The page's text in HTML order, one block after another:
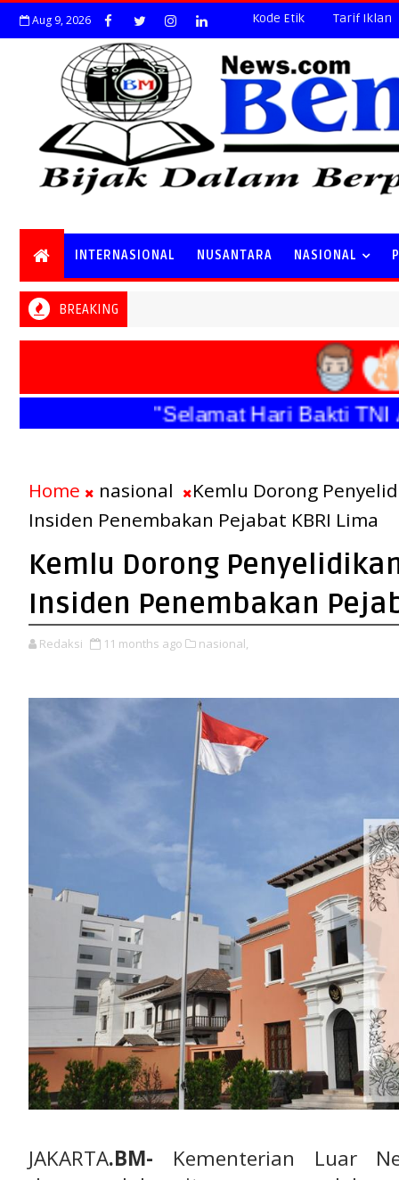
Aug 9, 2026 Kode Etik Tarif Iklan
INTERNASIONAL NUSANTARA NASIONAL
BREAKING
"Selamat Hari Bakti TNI
Home nasional
Kemlu Dorong
Insiden Penembakan Pejabat KBRI Lima
Kemlu Dorong
Insiden Penembakan
Redaksi 11 months ago nasional,
JAKARTA.BM- Kementerian Luar